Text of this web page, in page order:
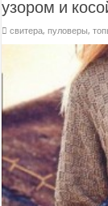
узором и
свитера, пуловеры,